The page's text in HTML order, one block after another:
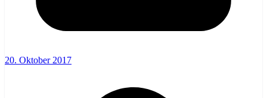
20. Oktober 2017